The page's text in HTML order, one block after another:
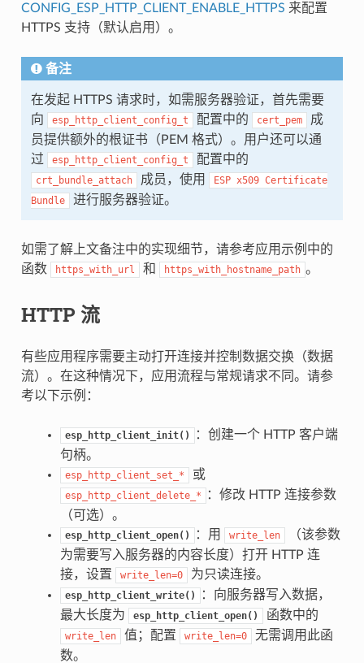
CONFIG_ESP_HTTP_CLIENT_ENABLE_HTTPS 来配置
HTTPS 支持（默认启用）。
备注
在发起 HTTPS 请求时，如需服务器验证，首先需要
向
esp_http_client_config_t 配置中的 cert_pem
成
员提供额外的根证书（PEM 格式）。用户还可以通
过
esp_http_client_config_t 配置中的
crt_bundle_attach 成员，使用 ESP x509 Certificate
Bundle
进行服务器验证。
如需了解上文备注中的实现细节，请参考应用示例中的
函数
https_with_url 和 https_with_hostname_path 。
HTTP 流
有些应用程序需要主动打开连接并控制数据交换（数据
流）。在这种情况下，应用流程与常规请求不同。请参
考以下示例：
esp_http_client_init()
：创建一个 HTTP 客户端
句柄。
esp_http_client_set_* 或
esp_http_client_delete_*
：修改 HTTP 连接参数
（可选）。
esp_http_client_open() ：用 write_len
（该参数
为需要写入服务器的内容长度）打开 HTTP 连
接，设置
write_len=0 为只读连接。
esp_http_client_write()
：向服务器写入数据，
最大长度为
esp_http_client_open() 函数中的
write_len 值；配置 write_len=0
无需调用此函
数。